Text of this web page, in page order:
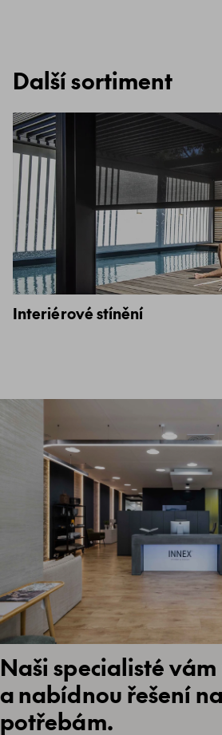
Další sortiment
Interiérové stínění
Naši specialisté
a nabídnou řešení
potřebám.